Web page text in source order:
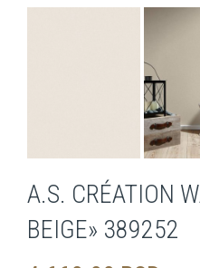
A.S. CRÉATION
BEIGE» 389252